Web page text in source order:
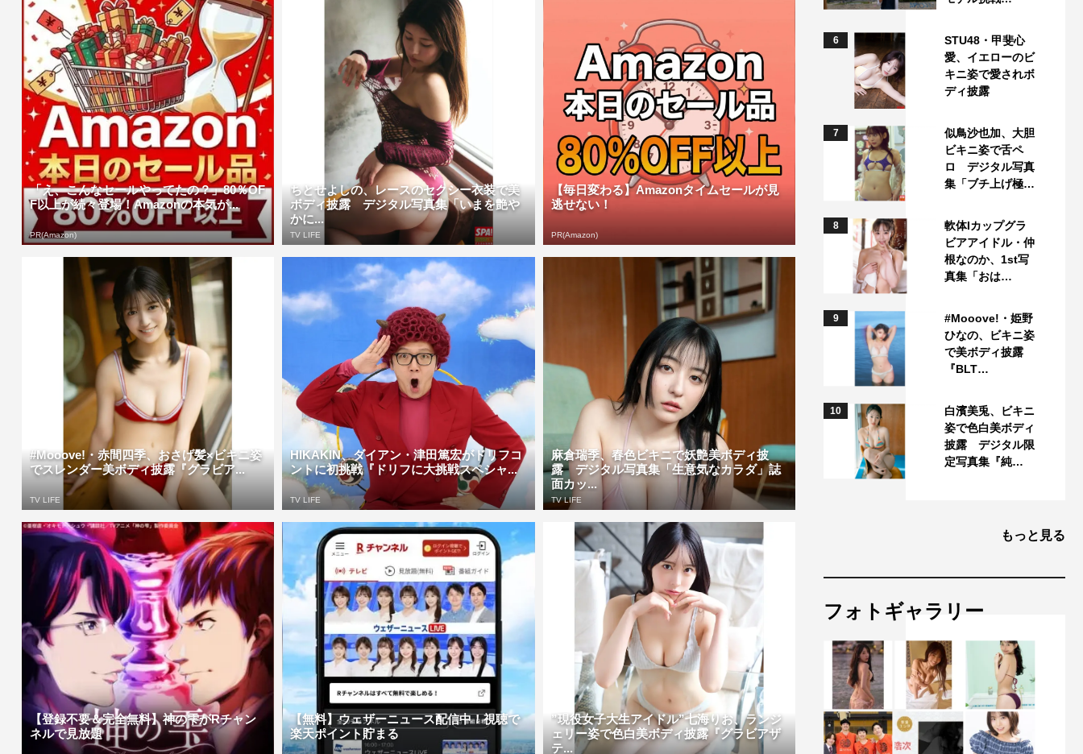
「え、こんなセールやってたの？」80％OF
F以上が続々登場！Amazonの本気が...
PR(Amazon)
ちとせよしの、レースのセクシー衣装で美
ボディ披露 デジタル写真集「いまを艶や
かに...
TV LIFE
【毎日変わる】Amazonタイムセールが見
逃せない！
PR(Amazon)
#Mooove!・赤間四季、おさげ髪×ビキニ姿
でスレンダー美ボディ披露『グラビア...
TV LIFE
HIKAKIN、ダイアン・津田篤宏がドリフコ
ントに初挑戦『ドリフに大挑戦スペシャ...
TV LIFE
麻倉瑞季、春色ビキニで妖艶美ボディ披
露 デジタル写真集「生意気なカラダ」誌
面カッ...
TV LIFE
【登録不要＆完全無料】神の雫がRチャン
ネルで見放題
【無料】ウェザーニュース配信中！視聴で
楽天ポイント貯まる
”現役女子大生アイドル”七海りお、ランジ
ェリー姿で色白美ボディ披露『グラビアザ
テ...
6
STU48・甲斐心
愛、イエローのビ
キニ姿で愛されボ
ディ披露
7
似鳥沙也加、大胆
ビキニ姿で舌ペ
ロ デジタル写真
集「ブチ上げ極…
8
軟体Iカップグラ
ビアアイドル・仲
根なのか、1st写
真集「おは…
9
#Mooove!・姫野
ひなの、ビキニ姿
で美ボディ披露
『BLT…
10
白濱美兎、ビキニ
姿で色白美ボディ
披露 デジタル限
定写真集『純…
もっと見る
フォトギャラリー